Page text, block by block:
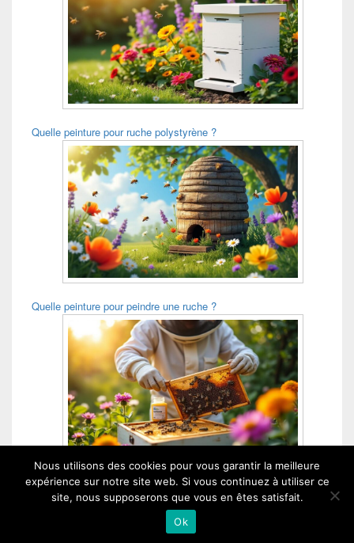
Quelle peinture pour ruche polystyrène ?
Quelle peinture pour peindre une ruche ?
Quand donner de l Apifonda ?
Chez Maya dans le Cantou - Copyright © 2026 - Tous droits réservés.
Nous utilisons des cookies pour vous garantir la meilleure
expérience sur notre site web. Si vous continuez à utiliser ce
site, nous supposerons que vous en êtes satisfait.
Ok